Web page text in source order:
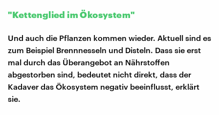
"Kettenglied im Ökosystem"
Und auch die Pflanzen kommen wieder. Aktuell sind es
zum Beispiel Brennnesseln und Disteln. Dass sie erst
mal durch das Überangebot an Nährstoffen
abgestorben sind, bedeutet nicht direkt, dass der
Kadaver das Ökosystem negativ beeinflusst, erklärt
sie.